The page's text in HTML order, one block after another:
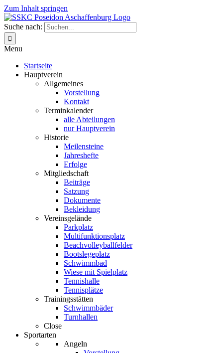
Zum Inhalt springen
Suche nach:
Menu
Startseite
Hauptverein
Allgemeines
Vorstellung
Kontakt
Terminkalender
alle Abteilungen
nur Hauptverein
Historie
Meilensteine
Jahreshefte
Erfolge
Mitgliedschaft
Beiträge
Satzung
Dokumente
Bekleidung
Vereinsgelände
Parkplatz
Multifunktionsplatz
Beachvolleyballfelder
Bootslegeplatz
Schwimmbad
Wiese mit Spielplatz
Tennishalle
Tennisplätze
Trainingsstätten
Schwimmbäder
Turnhallen
Close
Sportarten
Angeln